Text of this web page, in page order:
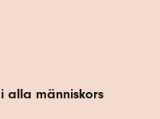
alla människors